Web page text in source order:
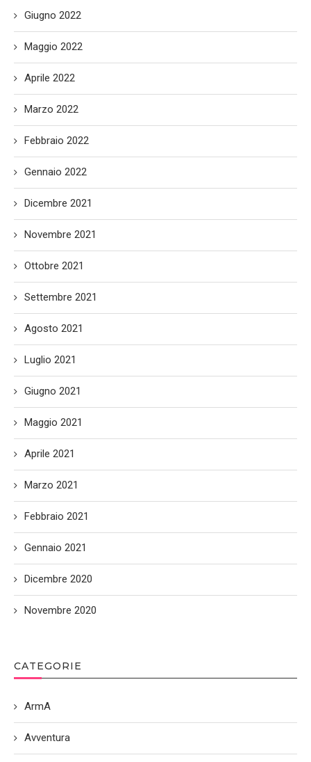
Giugno 2022
Maggio 2022
Aprile 2022
Marzo 2022
Febbraio 2022
Gennaio 2022
Dicembre 2021
Novembre 2021
Ottobre 2021
Settembre 2021
Agosto 2021
Luglio 2021
Giugno 2021
Maggio 2021
Aprile 2021
Marzo 2021
Febbraio 2021
Gennaio 2021
Dicembre 2020
Novembre 2020
CATEGORIE
ArmA
Avventura